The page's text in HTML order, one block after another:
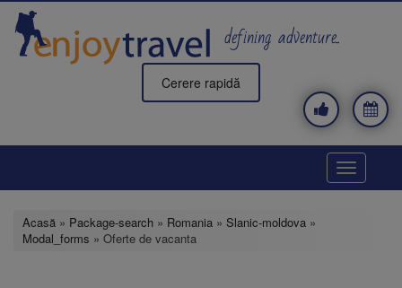
Mergi
conţinutul
principal
defining adventure..
Cerere rapidă
Toggle
Acasă » Package-search » Romania » Slanic-moldova »
Modal_forms » Oferte de vacanta